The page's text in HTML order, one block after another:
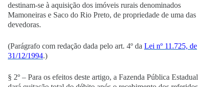
destinam-se à aquisição dos imóveis rurais denominados
Mamoneiras e Saco do Rio Preto, de propriedade de uma das
devedoras.
(Parágrafo com redação dada pelo art. 4º da Lei nº 11.725, de
31/12/1994.)
§ 2º – Para os efeitos deste artigo, a Fazenda Pública Estadual